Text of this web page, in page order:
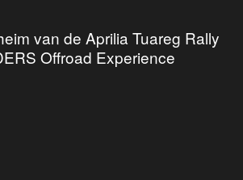
van de Aprilia Tuareg Rally
Offroad Experience